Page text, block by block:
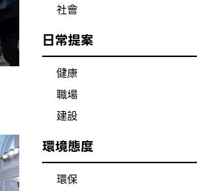
社會
日常提案
健康
職場
建設
環境態度
環保